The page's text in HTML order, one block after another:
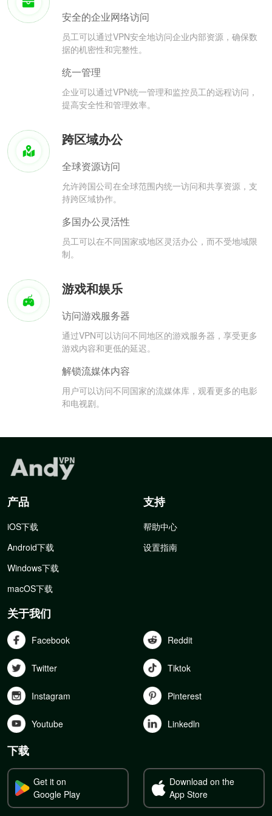
安全的企业网络访问
员工可以通过VPN安全地访问企业内部资源，确保数
据的机密性和完整性。
统一管理
企业可以通过VPN统一管理和监控员工的远程访问，
提高安全性和管理效率。
跨区域办公
全球资源访问
允许跨国公司在全球范围内统一访问和共享资源，支
持跨区域协作。
多国办公灵活性
员工可以在不同国家或地区灵活办公，而不受地域限
制。
游戏和娱乐
访问游戏服务器
通过VPN可以访问不同地区的游戏服务器，享受更多
游戏内容和更低的延迟。
解锁流媒体内容
用户可以访问不同国家的流媒体库，观看更多的电影
和电视剧。
产品
iOS下载
Android下载
Windows下载
macOS下载
支持
帮助中心
设置指南
关于我们
Facebook Reddit
Twitter Tiktok
Instagram Pinterest
Youtube Linkedln
下载
Get it on
Google Play
Download on the
App Store